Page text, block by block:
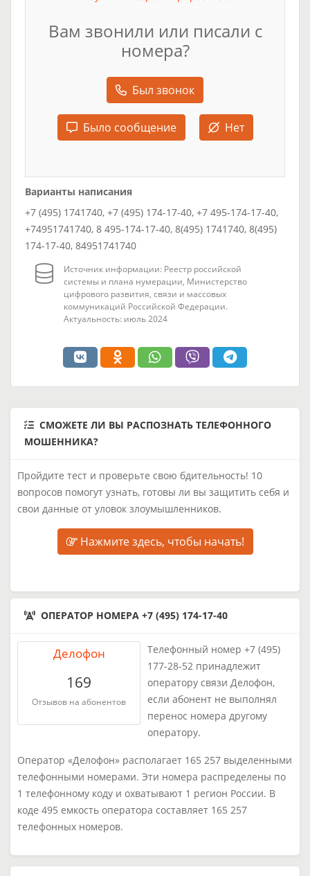
Вам звонили или писали с
номера?
Был звонок
Было сообщение Нет
Варианты написания
+7 (495) 1741740, +7 (495) 174-17-40, +7 495-174-17-40,
+74951741740, 8 495-174-17-40, 8(495) 1741740, 8(495)
174-17-40, 84951741740
Источник информации: Реестр российской
системы и плана нумерации, Министерство
цифрового развития, связи и массовых
коммуникаций Российской Федерации.
Актуальность: июль 2024
СМОЖЕТЕ ЛИ ВЫ РАСПОЗНАТЬ ТЕЛЕФОННОГО
МОШЕННИКА?
Пройдите тест и проверьте свою бдительность! 10
вопросов помогут узнать, готовы ли вы защитить себя и
свои данные от уловок злоумышленников.
Нажмите здесь, чтобы начать!
ОПЕРАТОР НОМЕРА +7 (495) 174-17-40
Делофон
169
Отзывов на абонентов
Телефонный номер +7 (495)
177-28-52 принадлежит
оператору связи Делофон,
если абонент не выполнял
перенос номера другому
оператору.
Оператор «Делофон» располагает 165 257 выделенными
телефонными номерами. Эти номера распределены по
1 телефонному коду и охватывают 1 регион России. В
коде 495 емкость оператора составляет 165 257
телефонных номеров.